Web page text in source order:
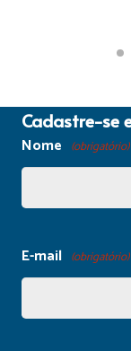
Cadastre-se
Nome (obrigatório)
E-mail (obrigatório)